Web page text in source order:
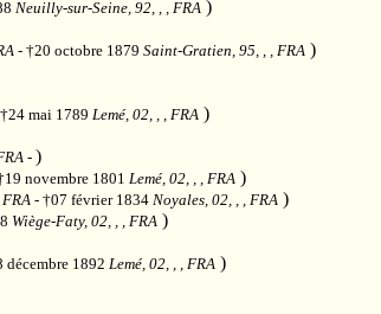
Neuilly-sur-Seine, 92, , , FRA )
- †20 octobre 1879 Saint-Gratien, 95, , , FRA )
mai 1789 Lemé, 02, , , FRA )
- )
novembre 1801 Lemé, 02, , , FRA )
- †07 février 1834 Noyales, 02, , , FRA )
Wiège-Faty, 02, , , FRA )
décembre 1892 Lemé, 02, , , FRA )